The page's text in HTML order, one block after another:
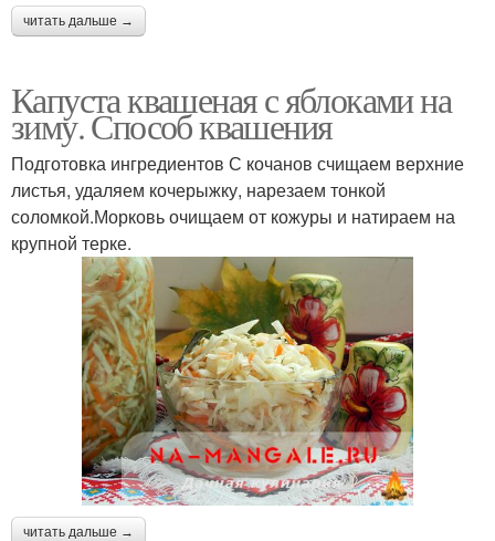
читать дальше →
Капуста квашеная с яблоками на
зиму. Способ квашения
Подготовка ингредиентов С кочанов счищаем верхние
листья, удаляем кочерыжку, нарезаем тонкой
соломкой.Морковь очищаем от кожуры и натираем на
крупной терке.
читать дальше →